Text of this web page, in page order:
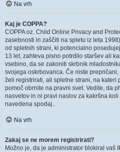
Na vrh
Kaj je COPPA?
COPPA oz. Child Online Privacy and
zasebnosti in zaščiti na spletu iz leta
od spletnih strani, ki potencialno
13 let, zahteva pisno potrdilo staršev ali
vsebino, da se zakoniti skrbnik
svojega oskrbovanca. Če niste
želi registrirati, ali spletne strani, na kateri
pomoč obrnite na pravni svet. Vedite, da
nasvetov in ni pravi naslov za kakršna
navedena spodaj..
Na vrh
Zakaj se ne morem registrirati?
Možno je, da je administrator blokiral vaš